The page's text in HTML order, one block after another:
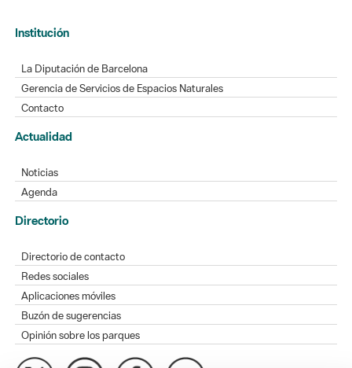
Institución
La Diputación de Barcelona
Gerencia de Servicios de Espacios Naturales
Contacto
Actualidad
Noticias
Agenda
Directorio
Directorio de contacto
Redes sociales
Aplicaciones móviles
Buzón de sugerencias
Opinión sobre los parques